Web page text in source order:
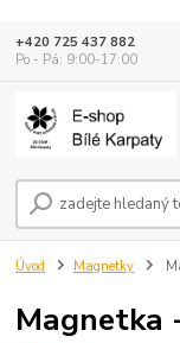
+420 725 437 882
Po - Pá: 9:00-17:00
Úvod Magnetky
Magnetka